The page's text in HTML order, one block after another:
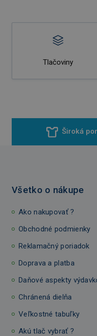
Tlačoviny
Široká
Všetko o nákupe
Ako nakupovať ?
Obchodné podmienky
Reklamačný poriadok
Doprava a platba
Daňové aspekty
Chránená dielňa
Veľkostné tabuľky
Akú tlač vybrať ?